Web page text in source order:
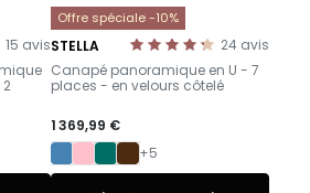
15 avis
Offre spéciale -10%
24 avis
STELLA
-
Canapé panoramique en U - 7
places - en velours côtelé
1 369,99 €
+5